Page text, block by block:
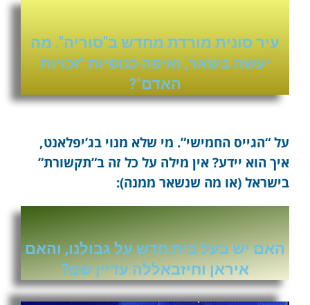
עיר סונית מורדת מחדש ב"סוריה". מה
יעשה בשאר, ואיפה כנופיות "זכויות
האדם"?
על “הגייס החמישי”. מי שלא מנוי בג’יפלאנט,
איך הוא יידע? אין מילה על כל זה ב”תקשורת”
בישראל (או מה שנשאר ממנה):
האם יש בעל בית חדש על גבולנו, והאם
איראן וחיזבאללה עדיין שם?